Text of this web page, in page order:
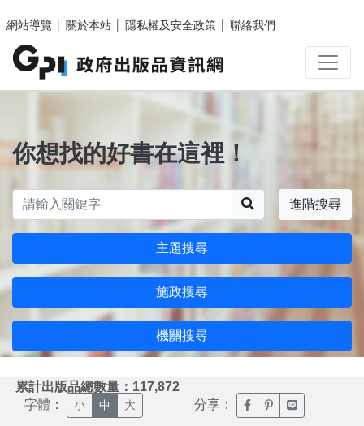
網站導覽
關於本站 隱私權及安全政策 聯絡我們
你想找的好書在這裡！
進階搜尋
主題搜尋
施政搜尋
機關搜尋
累計出版品總數量：117,872
字體： 小 中 大 分享： 臉書分享(另開新視窗)
噗浪分享(另開新
Line分享(另